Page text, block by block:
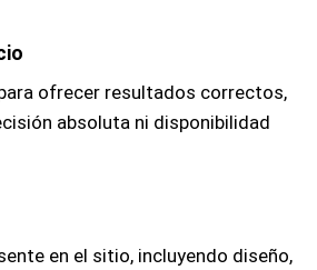
ofrecer resultados correctos,
absoluta ni disponibilidad
en el sitio, incluyendo diseño,